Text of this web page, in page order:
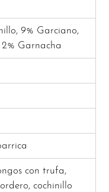
9% Garciano,
Garnacha
con trufa,
cochinillo